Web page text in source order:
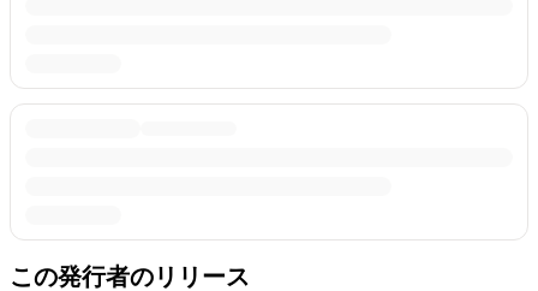
この発行者のリリース